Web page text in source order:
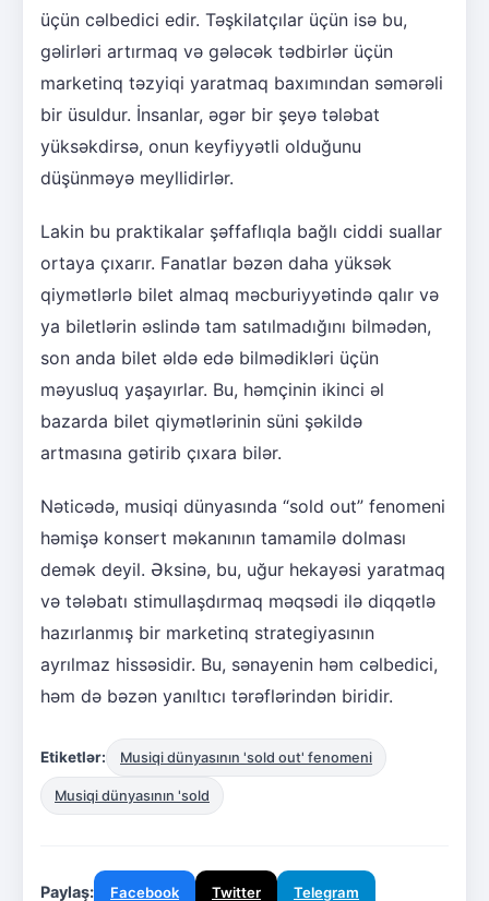
üçün cəlbedici edir. Təşkilatçılar üçün isə bu,
gəlirləri artırmaq və gələcək tədbirlər üçün
marketinq təzyiqi yaratmaq baxımından səmərəli
bir üsuldur. İnsanlar, əgər bir şeyə tələbat
yüksəkdirsə, onun keyfiyyətli olduğunu
düşünməyə meyllidirlər.
Lakin bu praktikalar şəffaflıqla bağlı ciddi suallar
ortaya çıxarır. Fanatlar bəzən daha yüksək
qiymətlərlə bilet almaq məcburiyyətində qalır və
ya biletlərin əslində tam satılmadığını bilmədən,
son anda bilet əldə edə bilmədikləri üçün
məyusluq yaşayırlar. Bu, həmçinin ikinci əl
bazarda bilet qiymətlərinin süni şəkildə
artmasına gətirib çıxara bilər.
Nəticədə, musiqi dünyasında “sold out” fenomeni
həmişə konsert məkanının tamamilə dolması
demək deyil. Əksinə, bu, uğur hekayəsi yaratmaq
və tələbatı stimullaşdırmaq məqsədi ilə diqqətlə
hazırlanmış bir marketinq strategiyasının
ayrılmaz hissəsidir. Bu, sənayenin həm cəlbedici,
həm də bəzən yanıltıcı tərəflərindən biridir.
Etiketlər: Musiqi dünyasının 'sold out' fenomeni
Musiqi dünyasının 'sold
Paylaş: Facebook Twitter Telegram